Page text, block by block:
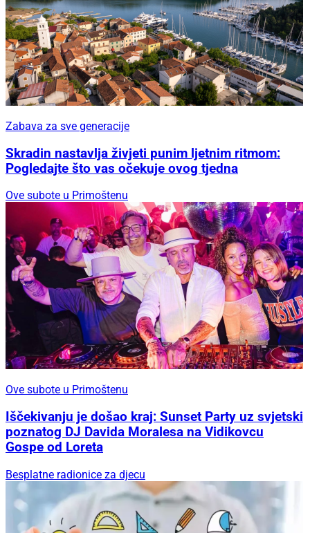
Zabava za sve generacije
Skradin nastavlja živjeti punim ljetnim ritmom:
Pogledajte što vas očekuje ovog tjedna
Ove subote u Primoštenu
Ove subote u Primoštenu
Iščekivanju je došao kraj: Sunset Party uz svjetski
poznatog DJ Davida Moralesa na Vidikovcu
Gospe od Loreta
Besplatne radionice za djecu